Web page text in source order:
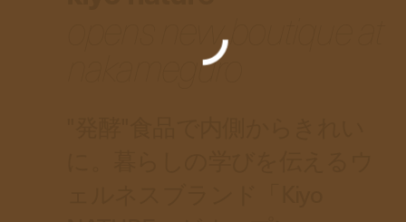
opens new boutique at
nakameguro